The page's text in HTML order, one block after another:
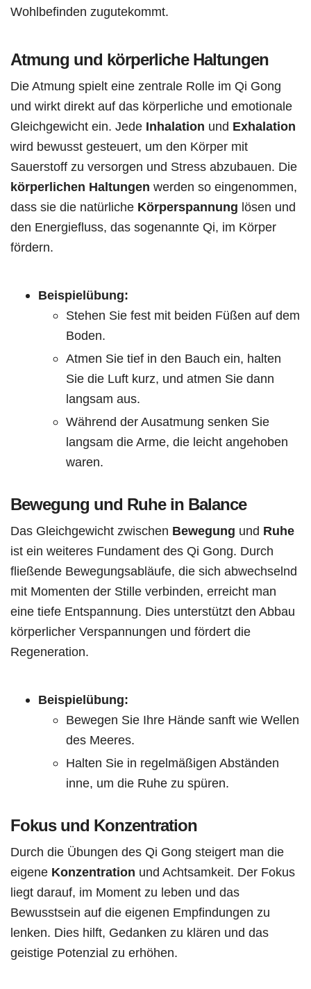
Wohlbefinden zugutekommt.
Atmung und körperliche Haltungen
Die Atmung spielt eine zentrale Rolle im Qi Gong
und wirkt direkt auf das körperliche und emotionale
Gleichgewicht ein. Jede Inhalation und Exhalation
wird bewusst gesteuert, um den Körper mit
Sauerstoff zu versorgen und Stress abzubauen. Die
körperlichen Haltungen werden so eingenommen,
dass sie die natürliche Körperspannung lösen und
den Energiefluss, das sogenannte Qi, im Körper
fördern.
Beispielübung:
Stehen Sie fest mit beiden Füßen auf dem
Boden.
Atmen Sie tief in den Bauch ein, halten
Sie die Luft kurz, und atmen Sie dann
langsam aus.
Während der Ausatmung senken Sie
langsam die Arme, die leicht angehoben
waren.
Bewegung und Ruhe in Balance
Das Gleichgewicht zwischen Bewegung und Ruhe
ist ein weiteres Fundament des Qi Gong. Durch
fließende Bewegungsabläufe, die sich abwechselnd
mit Momenten der Stille verbinden, erreicht man
eine tiefe Entspannung. Dies unterstützt den Abbau
körperlicher Verspannungen und fördert die
Regeneration.
Beispielübung:
Bewegen Sie Ihre Hände sanft wie Wellen
des Meeres.
Halten Sie in regelmäßigen Abständen
inne, um die Ruhe zu spüren.
Fokus und Konzentration
Durch die Übungen des Qi Gong steigert man die
eigene Konzentration und Achtsamkeit. Der Fokus
liegt darauf, im Moment zu leben und das
Bewusstsein auf die eigenen Empfindungen zu
lenken. Dies hilft, Gedanken zu klären und das
geistige Potenzial zu erhöhen.